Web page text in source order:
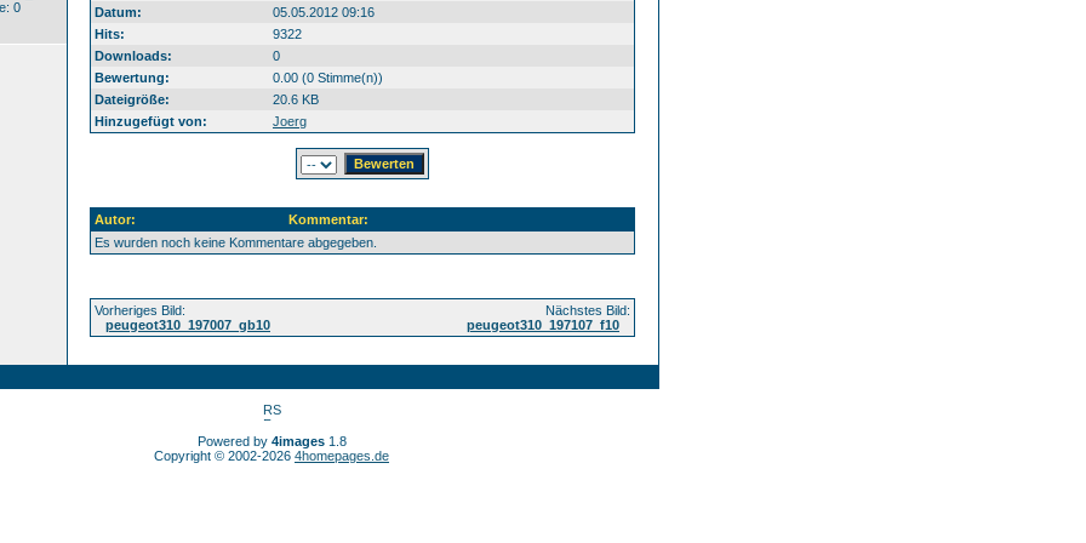
0
Datum:
05.05.2012 09:16
Hits:
9322
Downloads:
0
Bewertung:
0.00 (0 Stimme(n))
Dateigröße:
20.6 KB
Hinzugefügt von:
Joerg
Autor:
Kommentar:
Es wurden noch keine Kommentare abgegeben.
Vorheriges Bild:
peugeot310_197007_gb10
Nächstes Bild:
peugeot310_197107_f10
Powered by 4images1.8
Copyright © 2002-2026 4homepages.de